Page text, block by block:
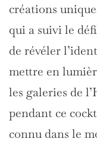
créations
qui a suivi le
de révéler
mettre en
les galeries de
pendant ce
connu dans le